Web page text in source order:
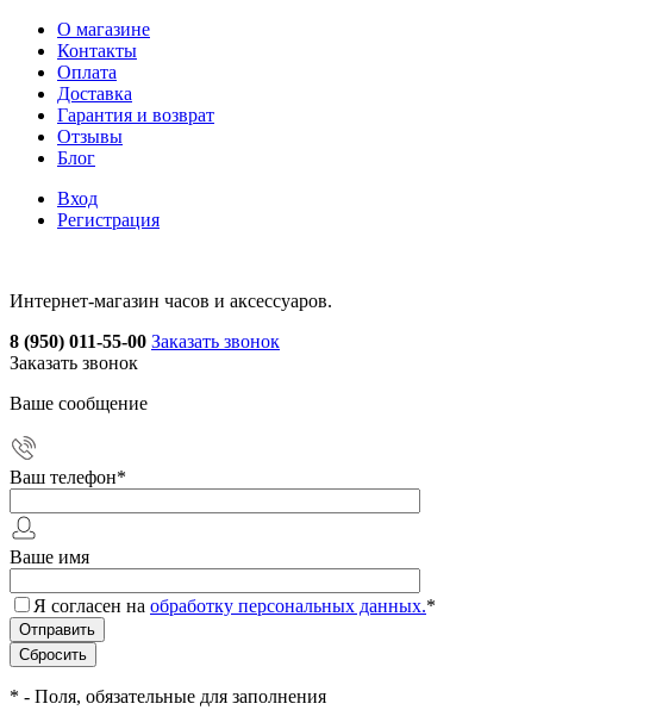
О магазине
Контакты
Оплата
Доставка
Гарантия и возврат
Отзывы
Блог
Вход
Регистрация
Интернет-магазин часов и аксессуаров.
8 (950) 011-55-00 Заказать звонок
Заказать звонок
Ваше сообщение
Ваш телефон*
Ваше имя
Я согласен на обработку персональных данных.*
* - Поля, обязательные для заполнения